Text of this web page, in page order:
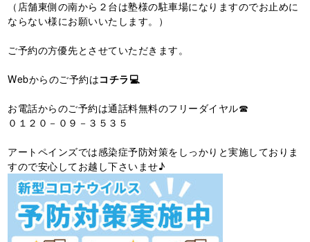
（店舗東側の南から２台は塾様の駐車場になりますのでお止めに
ならない様にお願いいたします。）
ご予約の方優先とさせていただきます。
Webからのご予約はコチラ💻
お電話からのご予約は通話料無料のフリーダイヤル☎
０１２０－０９－３５３５
アートペインズでは感染症予防対策をしっかりと実施しておりま
すので安心してお越し下さいませ♪